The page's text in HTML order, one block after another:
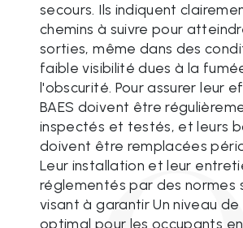
secours. Ils indiquent
chemins à suivre pour
sorties, même dans des
faible visibilité dues à la
l'obscurité. Pour assurer leur
BAES doivent être
inspectés et testés, et leurs
doivent être remplacées
Leur installation et leur
réglementés par des normes
visant à garantir Un niveau
optimal pour les occupants